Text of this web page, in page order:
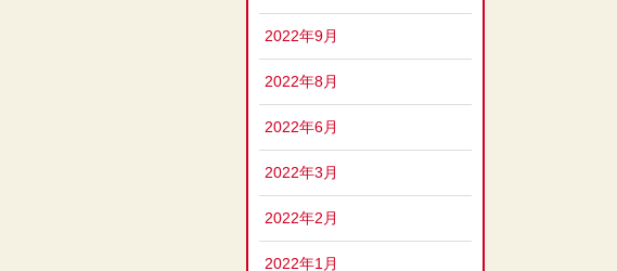
2022年9月
2022年8月
2022年6月
2022年3月
2022年2月
2022年1月